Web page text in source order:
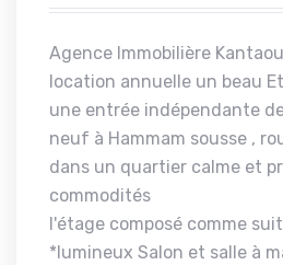
Agence Immobilière
location annuelle un beau
une entrée indépendante
neuf à Hammam sousse ,
dans un quartier calme et
commodités
l'étage composé comme
*lumineux Salon et salle à